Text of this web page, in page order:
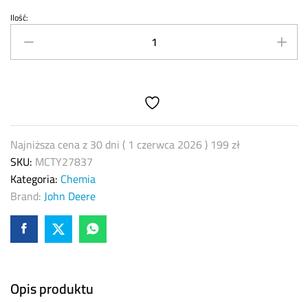
John
Deere
MCTY27837
paliwa
/
środek
czyszczący
układ
paliwowy
quantity
Ilość:
Najniższa cena z 30 dni ( 1 czerwca 2026) 199zł
SKU: MCTY27837
Kategoria: Chemia
Brand:John Deere
Opis produktu